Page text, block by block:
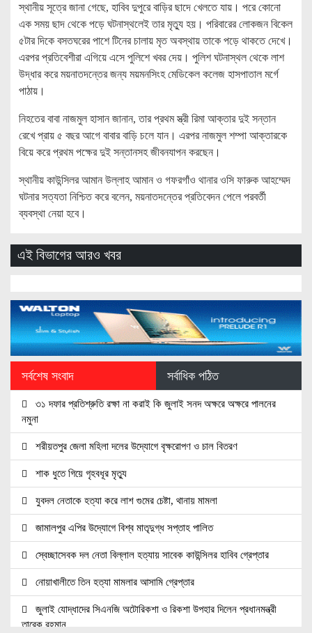
স্থানীয় সূত্রে জানা গেছে, হাবিব দুপুরে বাড়ির ছাদে খেলতে যায়। পরে কোনো
এক সময় ছাদ থেকে পড়ে ঘটনাস্থলেই তার মৃত্যু হয়। পরিবারের লোকজন বিকেল
৫টার দিকে বসতঘরের পাশে টিনের চালায় মৃত অবস্থায় তাকে পড়ে থাকতে দেখে।
এরপর প্রতিবেশীরা এগিয়ে এসে পুলিশে খবর দেয়। পুলিশ ঘটনাস্থল থেকে লাশ
উদ্ধার করে ময়নাতদন্তের জন্য ময়মনসিংহ মেডিকেল কলেজ হাসপাতাল মর্গে
পাঠায়।
নিহতের বাবা নাজমুল হাসান জানান, তার প্রথম স্ত্রী রিমা আক্তার দুই সন্তান
রেখে প্রায় ৫ বছর আগে বাবার বাড়ি চলে যান। এরপর নাজমুল শম্পা আক্তারকে
বিয়ে করে প্রথম পক্ষের দুই সন্তানসহ জীবনযাপন করছেন।
স্থানীয় কাউন্সিলর আমান উল্লাহ আমান ও গফরগাঁও থানার ওসি ফারুক আহম্মেদ
ঘটনার সত্যতা নিশ্চিত করে বলেন, ময়নাতদন্তের প্রতিবেদন পেলে পরবর্তী
ব্যবস্থা নেয়া হবে।
এই বিভাগের আরও খবর
সর্বশেষ সংবাদ সর্বাধিক পঠিত
৩১ দফার প্রতিশ্রুতি রক্ষা না করাই কি জুলাই সনদ অক্ষরে অক্ষরে পালনের
নমুনা
শরীয়তপুর জেলা মহিলা দলের উদ্যোগে বৃক্ষরোপণ ও চাল বিতরণ
শাক ধুতে গিয়ে গৃহবধূর মৃত্যু
যুবদল নেতাকে হত্যা করে লাশ গুমের চেষ্টা, থানায় মামলা
জামালপুর এপির উদ্যোগে বিশ্ব মাতৃদুগ্ধ সপ্তাহ পালিত
স্বেচ্ছাসেবক দল নেতা বিল্লাল হত্যায় সাবেক কাউন্সিলর হাবিব গ্রেপ্তার
নোয়াখালীতে তিন হত্যা মামলার আসামি গ্রেপ্তার
জুলাই যোদ্ধাদের সিএনজি অটোরিকশা ও রিকশা উপহার দিলেন প্রধানমন্ত্রী
তারেক রহমান